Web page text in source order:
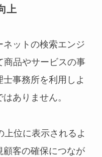
上
ットの検索エンジ
商品やサービスの事
事務所を利用しよ
ありません。
上位に表示されるよ
顧客の確保につなが